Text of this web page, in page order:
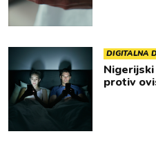
DIGITALNA
protiv